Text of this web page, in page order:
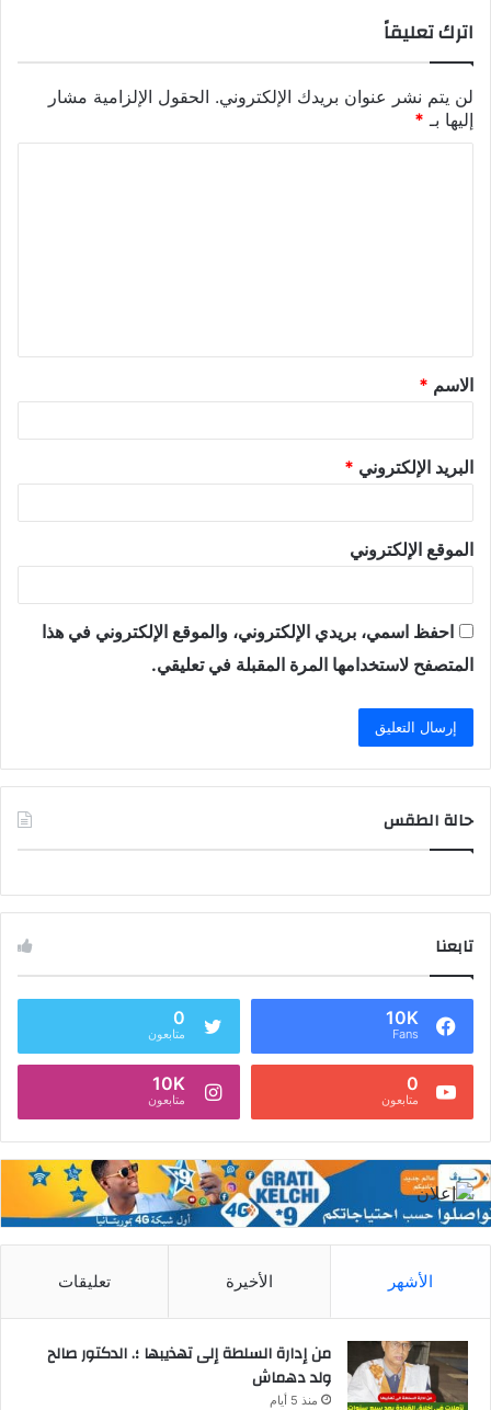
اترك تعليقاً
لن يتم نشر عنوان بريدك الإلكتروني. الحقول الإلزامية مشار
إليها بـ *
ق
*
الاسم *
البريد الإلكتروني *
الموقع الإلكتروني
احفظ اسمي، بريدي الإلكتروني، والموقع الإلكتروني في هذا
المتصفح لاستخدامها المرة المقبلة في تعليقي.
حالة الطقس
تابعنا
10K
Fans
0
متابعون
0
متابعون
10K
متابعون
الأشهر الأخيرة تعليقات
من إدارة السلطة إلى تهذيبها ؛. الدكتور صالح
ولد دهماش
منذ 5 أيام